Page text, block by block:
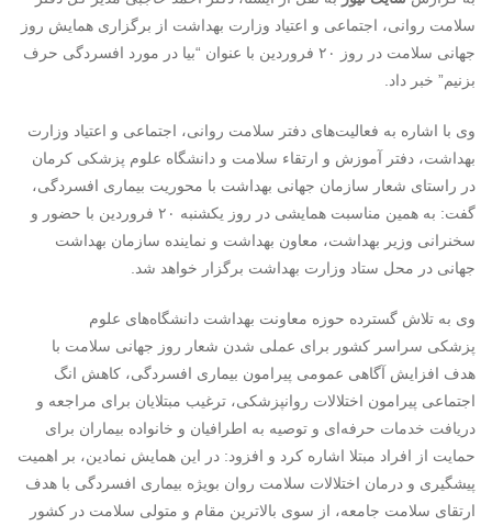
سلامت روانی، اجتماعی و اعتیاد وزارت بهداشت از برگزاری همایش روز
جهانی سلامت در روز ۲۰ فروردین با عنوان “بیا در مورد افسردگی حرف
بزنیم” خبر داد.
وی با اشاره به فعالیت‌های دفتر سلامت روانی، اجتماعی و اعتیاد وزارت
بهداشت، دفتر آموزش و ارتقاء سلامت و دانشگاه علوم پزشکی کرمان
در راستای شعار سازمان جهانی بهداشت با محوریت بیماری افسردگی،
گفت: به همین مناسبت همایشی در روز یکشنبه ۲۰ فروردین با حضور و
سخنرانی وزیر بهداشت، معاون بهداشت و نماینده سازمان بهداشت
جهانی در محل ستاد وزارت بهداشت برگزار خواهد شد.
وی به تلاش گسترده حوزه معاونت بهداشت دانشگاه‌های علوم
پزشکی سراسر کشور برای عملی شدن شعار روز جهانی سلامت با
هدف افزایش آگاهی عمومی پیرامون بیماری افسردگی، کاهش انگ
اجتماعی پیرامون اختلالات روانپزشکی، ترغیب مبتلایان برای مراجعه و
دریافت خدمات حرفه‌ای و توصیه به اطرافیان و خانواده بیماران برای
حمایت از افراد مبتلا اشاره کرد و افزود: در این همایش نمادین، بر اهمیت
پیشگیری و درمان اختلالات سلامت روان بویژه بیماری افسردگی با هدف
ارتقای سلامت جامعه، از سوی بالاترین مقام و متولی سلامت در کشور